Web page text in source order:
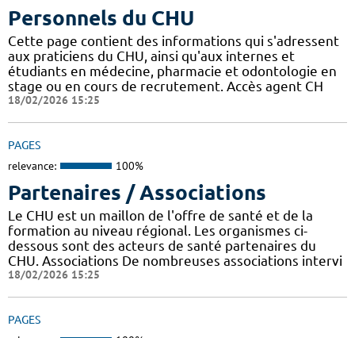
Personnels du CHU
Cette page contient des informations qui s'adressent
aux praticiens du CHU, ainsi qu'aux internes et
étudiants en médecine, pharmacie et odontologie en
stage ou en cours de recrutement. Accès agent CH
18/02/2026 15:25
PAGES
relevance: 100%
Partenaires / Associations
Le CHU est un maillon de l'offre de santé et de la
formation au niveau régional. Les organismes ci-
dessous sont des acteurs de santé partenaires du
CHU. Associations De nombreuses associations intervi
18/02/2026 15:25
PAGES